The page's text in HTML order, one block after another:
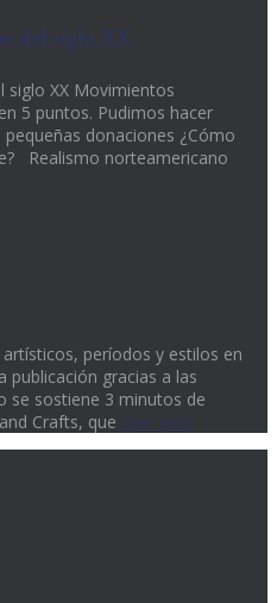
del siglo XX
siglo XX Movimientos
5 puntos. Pudimos hacer
donaciones ¿Cómo
Realismo norteamericano
períodos y estilos en
publicación gracias a las
se sostiene 3 minutos de
Crafts, que Leer más